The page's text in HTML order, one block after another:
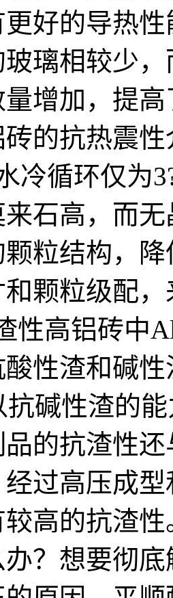
好的导热
璃相较少
增加，提
的抗热震
冷循环仅为
石高，而
粒结构，
颗粒级配
性高铝砖中
性渣和碱
抗碱性渣的
的抗渣性
过高压成
高的抗渣
？想要彻